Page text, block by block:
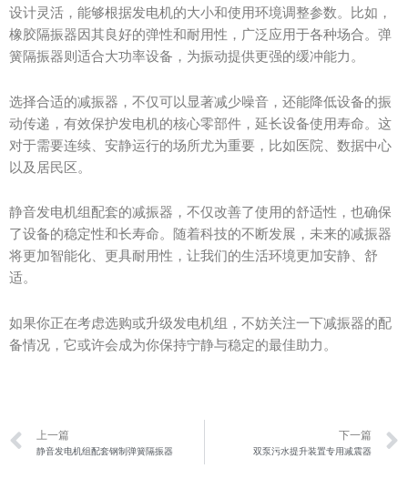
设计灵活，能够根据发电机的大小和使用环境调整参数。比如，
橡胶隔振器因其良好的弹性和耐用性，广泛应用于各种场合。弹
簧隔振器则适合大功率设备，为振动提供更强的缓冲能力。
选择合适的减振器，不仅可以显著减少噪音，还能降低设备的振
动传递，有效保护发电机的核心零部件，延长设备使用寿命。这
对于需要连续、安静运行的场所尤为重要，比如医院、数据中心
以及居民区。
静音发电机组配套的减振器，不仅改善了使用的舒适性，也确保
了设备的稳定性和长寿命。随着科技的不断发展，未来的减振器
将更加智能化、更具耐用性，让我们的生活环境更加安静、舒
适。
如果你正在考虑选购或升级发电机组，不妨关注一下减振器的配
备情况，它或许会成为你保持宁静与稳定的最佳助力。
Prev
上一篇
静音发电机组配套钢制弹簧隔振器
下一篇
双泵污水提升装置专用减震器